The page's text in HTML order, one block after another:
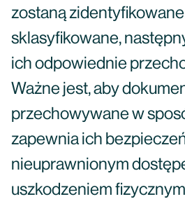
zostaną zidentyfikowane
sklasyfikowane,
ich odpowiednie
Ważne jest, aby
przechowywane w
zapewnia ich
nieuprawnionym
uszkodzeniem